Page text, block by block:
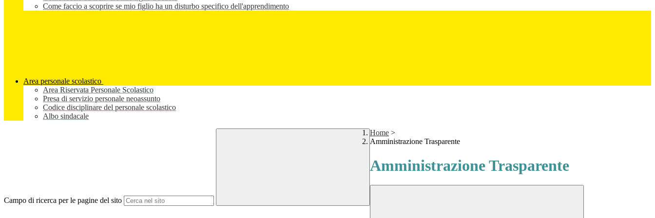
Come faccio a scoprire se mio figlio ha un disturbo specifico dell'apprendimento
Area personale scolastico
Area Riservata Personale Scolastico
Presa di servizio personale neoassunto
Codice disciplinare del personale scolastico
Albo sindacale
Campo di ricerca per le pagine del sito
Home >
Amministrazione Trasparente
Amministrazione Trasparente